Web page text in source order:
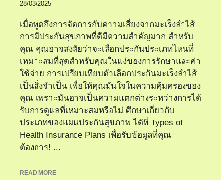
28/03/2025
เมื่อพูดถึงการจัดการกับความเสี่ยงจากมะเร็งลำไส้
การมีประกันสุขภาพที่ดีมีความสำคัญมาก สำหรับ
คุณ คุณอาจสงสัยว่าจะเลือกประกันประเภทไหนที่
เหมาะสมที่สุดสำหรับคุณในแง่ของการรักษาและค่า
ใช้จ่าย การเปรียบเทียบตัวเลือกประกันมะเร็งลำไส้
เป็นสิ่งจำเป็น เพื่อให้คุณมั่นใจในความคุ้มครองของ
คุณ เพราะมันอาจเป็นความแตกต่างระหว่างการได้
รับการดูแลที่เหมาะสมหรือไม่ ศึกษาเกี่ยวกับ
ประเภทของแผนประกันสุขภาพ ได้ที่ Types of
Health Insurance Plans เพื่อรับข้อมูลที่คุณ
ต้องการ! ...
READ MORE